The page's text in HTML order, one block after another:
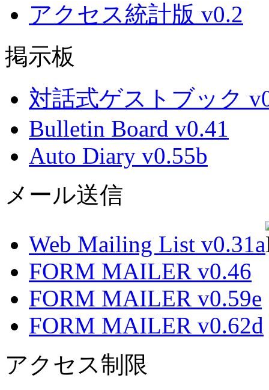
アクセス統計版 v0.2
掲示板
対話式ゲストブック
Bulletin Board v0.41
Auto Diary v0.55b
メール送信
Web Mailing List v0.31a
FORM MAILER v0.46
FORM MAILER v0.59e
FORM MAILER v0.62d
アクセス制限